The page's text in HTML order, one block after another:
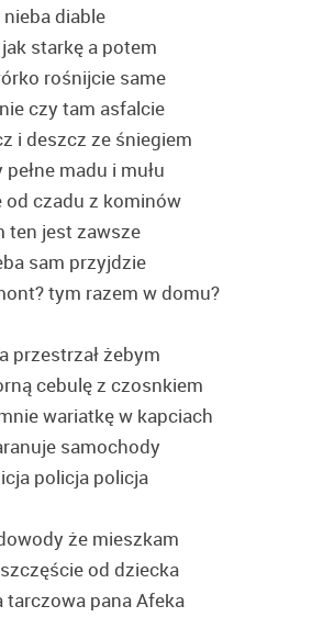
diable
starkę a potem
rośnijcie same
czy tam asfalcie
i deszcz ze śniegiem
madu i mułu
od czadu z kominów
ten jest zawsze
sam przyjdzie
tym razem w domu?
przestrzał żebym
cebulę z czosnkiem
wariatkę w kapciach
samochody
policja policja
że mieszkam
od dziecka
tarczowa pana Afeka